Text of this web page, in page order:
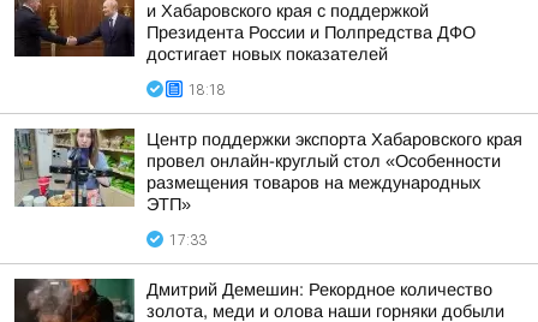
и Хабаровского края с поддержкой
Президента России и Полпредства ДФО
достигает новых показателей
18:18
Центр поддержки экспорта Хабаровского края
провел онлайн-круглый стол «Особенности
размещения товаров на международных
ЭТП»
17:33
Дмитрий Демешин: Рекордное количество
золота, меди и олова наши горняки добыли